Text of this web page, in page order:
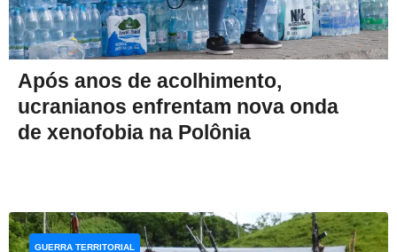
Após anos de acolhimento,
ucranianos enfrentam nova onda
de xenofobia na Polônia
GUERRA TERRITORIAL